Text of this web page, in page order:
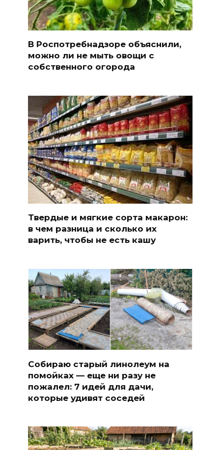
В Роспотребнадзоре объяснили,
можно ли не мыть овощи с
собственного огорода
Твердые и мягкие сорта макарон:
в чем разница и сколько их
варить, чтобы не есть кашу
Собираю старый линолеум на
помойках — еще ни разу не
пожалел: 7 идей для дачи,
которые удивят соседей